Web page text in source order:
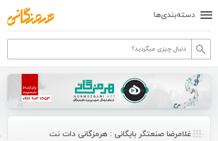
دسته‌بندی‌ها
غلامرضا صنعتگر بایگانی : هرمزگانی دات نت